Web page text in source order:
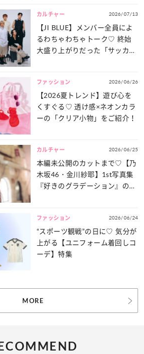
カルチャー 2026/07/13
【JI BLUE】メンバー全員によ
るわちゃわちゃトーク♡ 終始
大盛り上がりだった「サッカー
ファッション 2026/06/26
【2026夏トレンド】遊び心を
くすぐる♡ 透け感×ネオンカラ
ーの「クリア小物」をご紹介！
カルチャー 2026/06/25
本編未公開のカットまで♡【乃
木坂46・金川紗耶】1st写真集
『好きのグラデーション』の魅
ファッション 2026/06/24
“スポーツ観戦”の日に♡ 気分が
上がる【ユニフォーム着回しコ
ーデ】特集
MORE